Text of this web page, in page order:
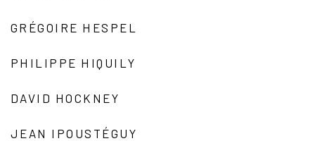
GRÉGOIRE HESPEL
PHILIPPE HIQUILY
DAVID HOCKNEY
JEAN IPOUSTÉGUY